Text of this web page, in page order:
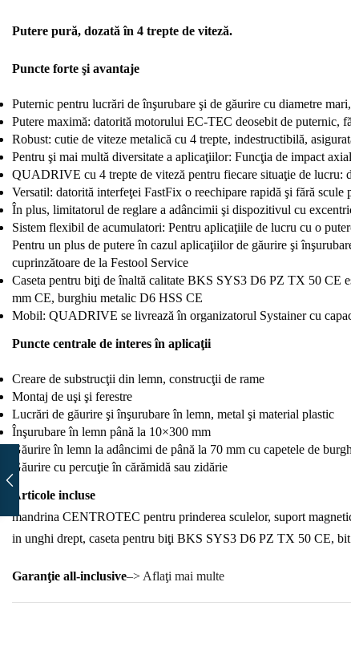
Putere pură, dozată în 4 trepte de viteză.
Puncte forte şi avantaje
Puternic pentru lucrări de înşurubare şi de găurire cu diametre
Putere maximă: datorită motorului EC-TEC deosebit de puternic,
Robust: cutie de viteze metalică cu 4 trepte, indestructibilă,
Pentru şi mai multă diversitate a aplicaţiilor: Funcţia de impact
QUADRIVE cu 4 trepte de viteză pentru fiecare situaţie de lucru:
Versatil: datorită interfeţei FastFix o reechipare rapidă şi fără
În plus, limitatorul de reglare a adâncimii şi dispozitivul cu
Sistem flexibil de acumulatori: Pentru aplicaţiile de lucru cu o
Pentru un plus de putere în cazul aplicaţiilor de găurire şi
cuprinzătoare de la Festool Service
Caseta pentru biţi de înaltă calitate BKS SYS3 D6 PZ TX 50
mm CE, burghiu metalic D6 HSS CE
Mobil: QUADRIVE se livrează în organizatorul Systainer cu
Puncte centrale de interes în aplicaţii
Creare de substrucţii din lemn, construcţii de rame
Montaj de uşi şi ferestre
Lucrări de găurire şi înşurubare în lemn, metal şi material plastic
Înşurubare în lemn până la 10×300 mm
Găurire în lemn la adâncimi de până la 70 mm cu capetele de
Găurire cu percuţie în cărămidă sau zidărie
Articole incluse
mandrina CENTROTEC pentru prinderea sculelor, suport
in unghi drept, caseta pentru biţi BKS SYS3 D6 PZ TX 50 CE,
Garanţie all-inclusive–> Aflaţi mai multe